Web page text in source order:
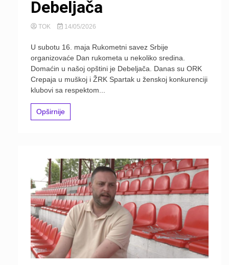
Debeljača
TOK 14/05/2026
U subotu 16. maja Rukometni savez Srbije
organizovaće Dan rukometa u nekoliko sredina.
Domaćin u našoj opštini je Debeljača. Danas su ORK
Crepaja u muškoj i ŽRK Spartak u ženskoj konkurenciji
klubovi sa respektom...
Opširnije